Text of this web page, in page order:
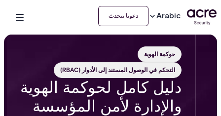
Arabic دعونا نتحدث
حوكمة الهوية
التحكم في الوصول المستند إلى الأدوار (RBAC)
دليل كامل لحوكمة الهوية
والإدارة لأمن المؤسسة